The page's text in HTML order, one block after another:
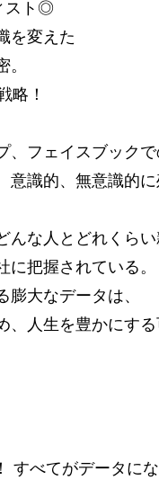
スト◎
を変えた
。
略！
、フェイスブック
意識的、無意識的
な人とどれくらい
把握されている。
膨大なデータは、
人生を豊かにする
すべてがデータに